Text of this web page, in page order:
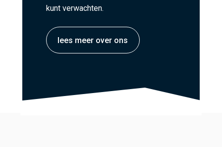
kunt verwachten.
lees meer over ons